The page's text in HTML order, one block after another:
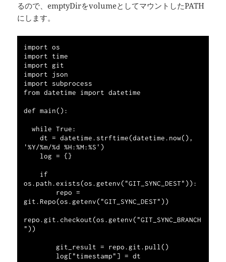
るので、emptyDirをvolumeとしてマウントしたPATH
にします。
import os
import time
import git
import json
import subprocess
from datetime import datetime
def main():
  while True:
    dt = datetime.strftime(datetime.now(),
'%Y/%m/%d %H:%M:%S')
os.path.exists(os.getenv("GIT_SYNC_DEST")):
git.Repo(os.getenv("GIT_SYNC_DEST"))
repo.git.checkout(os.getenv("GIT_SYNC_BRANCH
"))
        git_result = repo.git.pull()